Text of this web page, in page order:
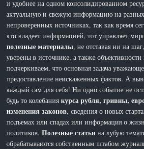
и удобнее на одном консолидированном
актуальную и свежую информацию на разных
непроверенных источниках, так как время
кто владеет информацией, тот управляет
полезные материалы, не отставая ни на
уверены в источнике, а также
подчеркиваем, что основная задача
предоставление неискаженных фактов. А
каждый сам для себя! Ни одно событие не
будь то колебаниякурса рубля, гривны,
изменения законов, сведения о новых
подъемах или спадах или информация о
политиков.Полезные статьи на лубую
обрабатываются собственным штабом